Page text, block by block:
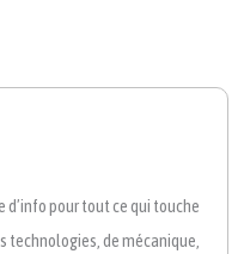
pour tout ce qui touche
technologies, de mécanique,